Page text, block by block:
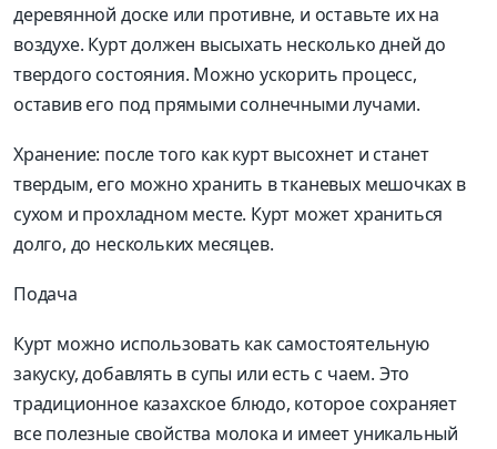
деревянной доске или противне, и оставьте их на
воздухе. Курт должен высыхать несколько дней до
твердого состояния. Можно ускорить процесс,
оставив его под прямыми солнечными лучами.
Хранение: после того как курт высохнет и станет
твердым, его можно хранить в тканевых мешочках в
сухом и прохладном месте. Курт может храниться
долго, до нескольких месяцев.
Подача
Курт можно использовать как самостоятельную
закуску, добавлять в супы или есть с чаем. Это
традиционное казахское блюдо, которое сохраняет
все полезные свойства молока и имеет уникальный